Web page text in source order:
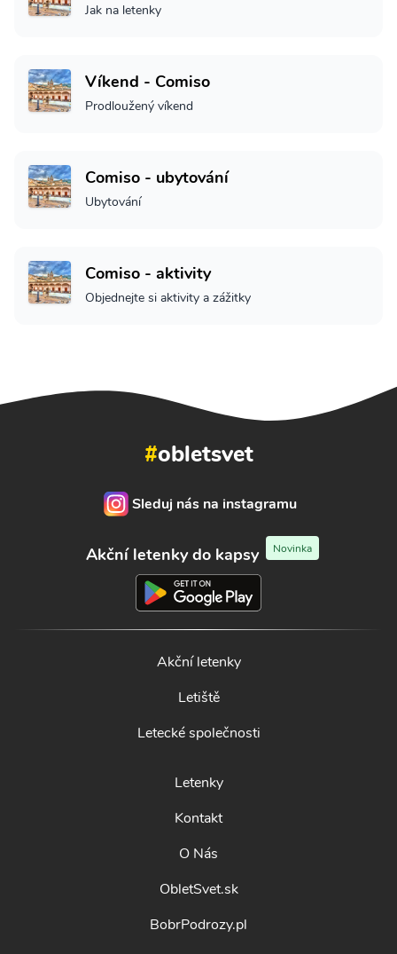
Jak na letenky
Víkend - Comiso
Prodloužený víkend
Comiso - ubytování
Ubytování
Comiso - aktivity
Objednejte si aktivity a zážitky
#obletsvet
Sleduj nás na instagramu
Akční letenky do kapsy Novinka
Akční letenky
Letiště
Letecké společnosti
Letenky
Kontakt
O Nás
ObletSvet.sk
BobrPodrozy.pl